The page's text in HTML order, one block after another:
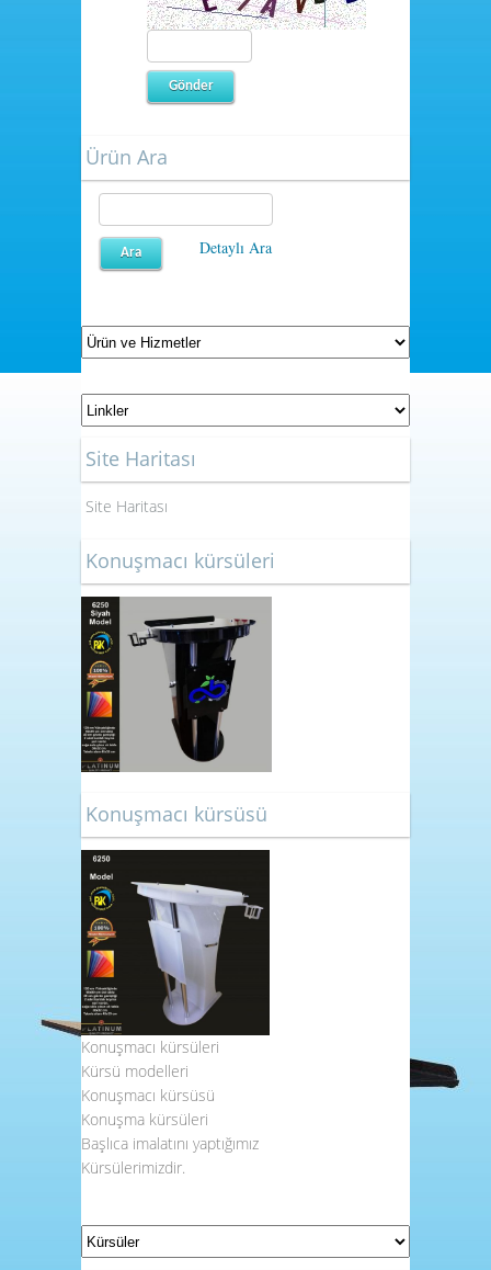
Ürün Ara
Detaylı Ara
Site Haritası
Site Haritası
Konuşmacı kürsüleri
Konuşmacı kürsüsü
Konuşmacı kürsüleri
Kürsü modelleri
Konuşmacı kürsüsü
Konuşma kürsüleri
Başlıca imalatını yaptığımız
Kürsülerimizdir.